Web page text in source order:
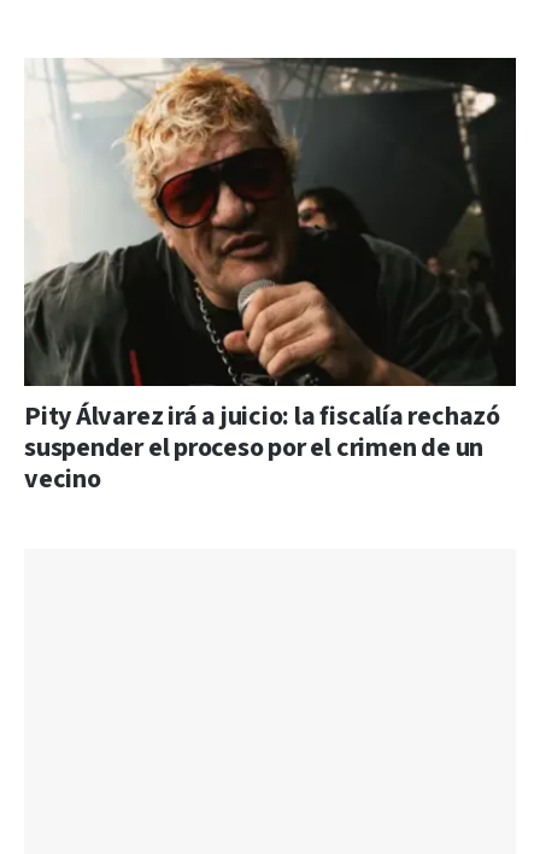
Pity Álvarez irá a juicio: la fiscalía rechazó
suspender el proceso por el crimen de un
vecino